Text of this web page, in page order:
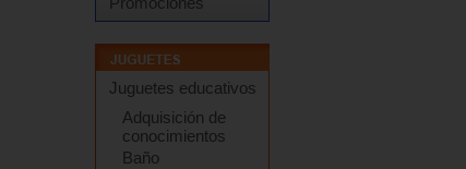
Juguetes educativos
Adquisición de
conocimientos
Baño